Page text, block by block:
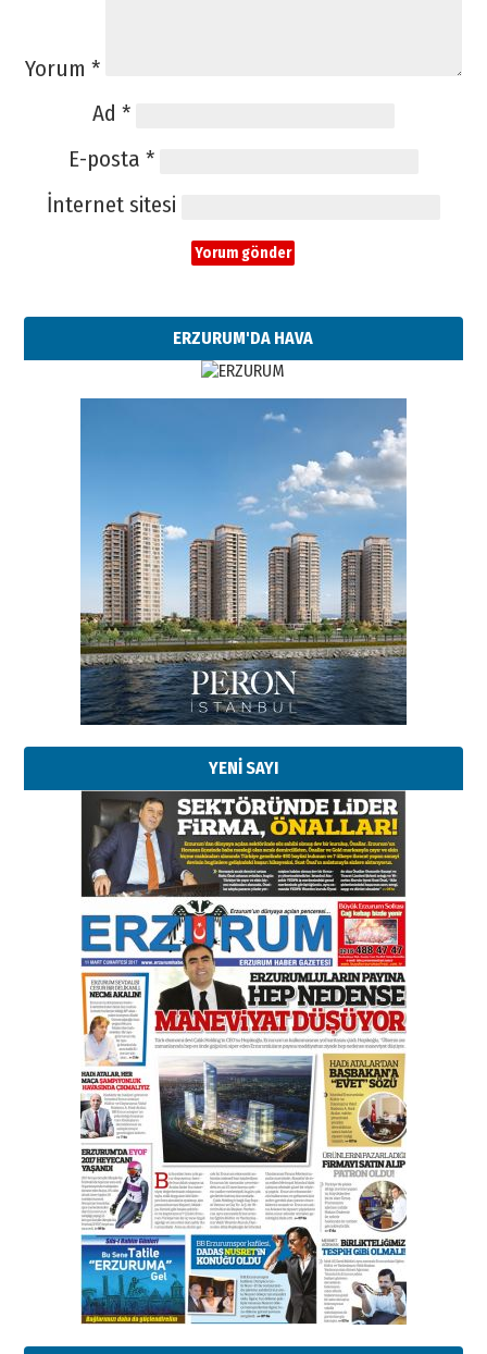
Yorum *
Ad *
E-posta *
İnternet sitesi
ERZURUM'DA HAVA
YENİ SAYI
Esat BİNDESEN
Başkan Sekmen’den Erzurum’a
bir vizyon proje daha!
02 Ağustos 2026 Pazar
Kadir SABUNCUOĞLU
Erzurumspor’un köşe taşları
29 Haziran 2026 Pazartesi
Kenan GÜLERCİ
Murat Şahsuvaroğlu ERKON’da
çıtayı yukarı taşırken,
yönetimdekiler aşağı
çekmemeli!
17 Şubat 2026 SalıOrhan BOZKURT
Bir fotoğraf, bir şehir, bir
gazeteci… Dizginler kimin